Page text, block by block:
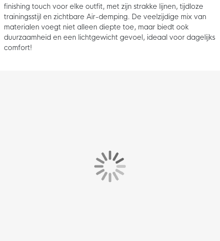
finishing touch voor elke outfit, met zijn strakke lijnen, tijdloze
trainingsstijl en zichtbare Air-demping. De veelzijdige mix van
materialen voegt niet alleen diepte toe, maar biedt ook
duurzaamheid en een lichtgewicht gevoel, ideaal voor dagelijks
comfort!